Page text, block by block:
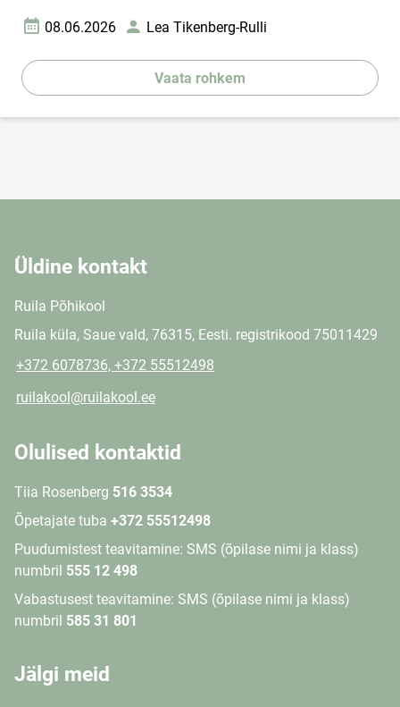
Loomise kuupäev
08.06.2026 AutorLea Tikenberg-Rulli
Vaata rohkem
Üldine kontakt
Ruila Põhikool
Ruila küla, Saue vald, 76315, Eesti. registrikood 75011429
+372 6078736, +372 55512498
ruilakool@ruilakool.ee
Olulised kontaktid
Tiia Rosenberg 516 3534
Õpetajate tuba +372 55512498
Puudumistest teavitamine: SMS (õpilase nimi ja klass)
numbril 555 12 498
Vabastusest teavitamine: SMS (õpilase nimi ja klass)
numbril 585 31 801
Jälgi meid